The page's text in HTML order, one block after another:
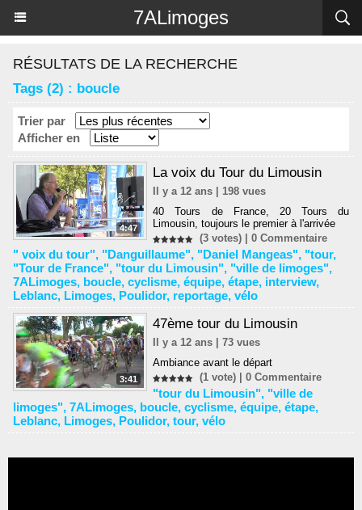
7ALimoges
RÉSULTATS DE LA RECHERCHE
Tags (2) : boucle
Trier par
Afficher en
4:47
La voix du Tour du Limousin
Il y a 12 ans | 198 vues
40 Tours de France, 20 Tours du
Limousin, toujours le premier à l'arrivée
(3 votes) |0 Commentaire
" voix du tour", "Danguillaume", "Daniel Mangeas", "tour,
"Tour de France", "tour du Limousin", "ville de limoges",
7ALimoges, boucle, cyclisme, équipe, étape, interview,
Leblanc, Limoges, Poulidor, reportage, vélo
3:41
47ème tour du Limousin
Il y a 12 ans | 73 vues
Ambiance avant le départ
(1 vote) |0 Commentaire
"tour du Limousin", "ville de
limoges", 7ALimoges, boucle, cyclisme, équipe, étape,
Leblanc, Limoges, Poulidor, tour, vélo